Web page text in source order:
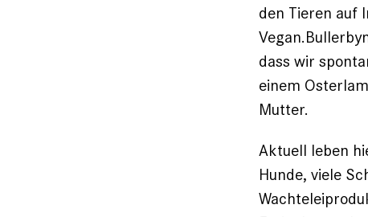
den Tieren auf
dass wir
einem
Mutter.
Aktuell leben
Hunde, viele